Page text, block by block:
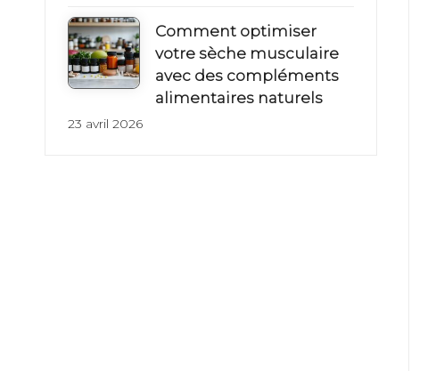
Comment optimiser
votre sèche musculaire
avec des compléments
alimentaires naturels
23 avril 2026